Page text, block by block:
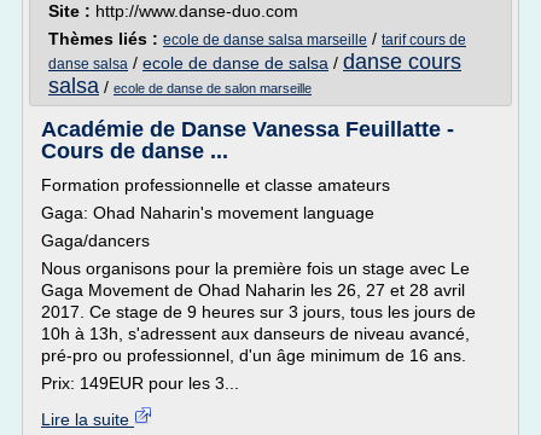
Site : http://www.danse-duo.com
Thèmes liés : ecole de danse salsa marseille / tarif cours de
danse salsa / ecole de danse de salsa / danse cours
salsa / ecole de danse de salon marseille
Académie de Danse Vanessa Feuillatte -
Cours de danse ...
Formation professionnelle et classe amateurs
Gaga: Ohad Naharin's movement language
Gaga/dancers
Nous organisons pour la première fois un stage avec Le
Gaga Movement de Ohad Naharin les 26, 27 et 28 avril
2017. Ce stage de 9 heures sur 3 jours, tous les jours de
10h à 13h, s'adressent aux danseurs de niveau avancé,
pré-pro ou professionnel, d'un âge minimum de 16 ans.
Prix: 149EUR pour les 3...
Lire la suite